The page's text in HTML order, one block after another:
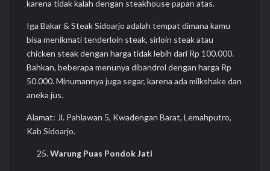
karena tidak kalah dengan steakhouse papan atas.
Iga Bakar & Steak Sidoarjo adalah tempat dimana kamu
bisa menikmati tenderloin steak, sirloin steak atau
chicken steak dengan harga tidak lebih dari Rp 100.000.
Bahkan, beberapa menunya dibandrol dengan harga Rp
50.000. Minumannya juga segar, karena ada milkshake dan
aneka jus.
Alamat: Jl. Pahlawan 5, Kwadengan Barat, Lemahputro,
Kab Sidoarjo.
Warung Puas Pondok Jati